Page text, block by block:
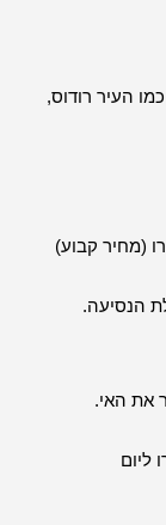
כמו העיר רודוס,
הנסיעה.
את האי.
ליום (חסכוני), 50-80 אירו ליום